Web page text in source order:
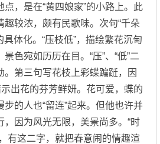
点，是在“黄四娘家”的小路上。此
趣较浓，颇有民歌味。次句“千朵
具体化。“压枝低”，描绘繁花沉甸
色宛如历历在目。“压”、“低”二
。第三句写花枝上彩蝶蹁跹，因
示出花的芬芳鲜妍。花可爱，蝶的
的人也“留连”起来。但他也许并
，因为风光无限，美景尚多。“时
有这二字，就把春意闹的情趣渲